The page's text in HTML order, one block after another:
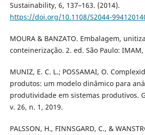
Sustainability, 6, 137–163. (2014).
https://doi.org/10.1108/S2044-
MOURA & BANZATO. Embalagem,
conteinerização. 2. ed. São Paulo: IMAM,
MUNIZ, E. C. L.; POSSAMAI, O.
produtos: um modelo dinâmico para
produtividade em sistemas produtivos.
v. 26, n. 1, 2019.
PALSSON, H., FINNSGARD, C., &